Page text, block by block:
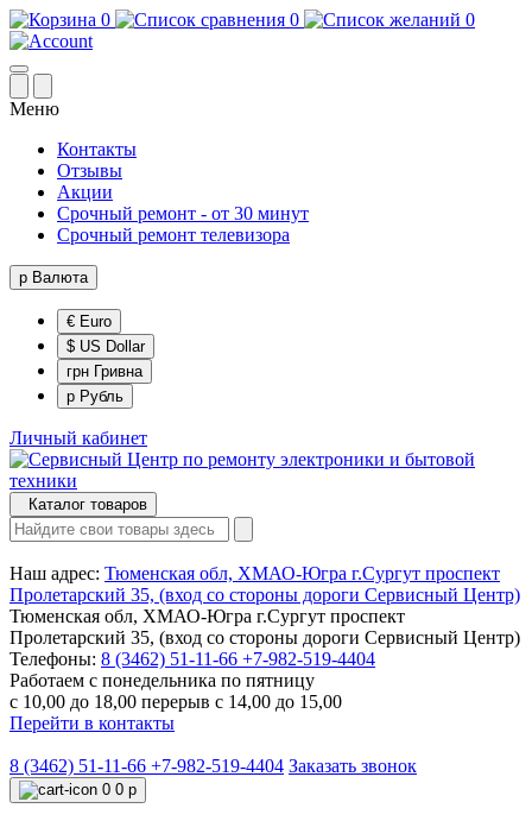
0 0 0
Меню
Контакты
Отзывы
Акции
Срочный ремонт - от 30 минут
Срочный ремонт телевизора
р Валюта
€ Euro
$ US Dollar
грн Гривна
р Рубль
Личный кабинет
Каталог товаров
Наш адрес: Тюменская обл, ХМАО-Югра г.Сургут проспект
Пролетарский 35, (вход со стороны дороги Сервисный Центр)
Тюменская обл, ХМАО-Югра г.Сургут проспект
Пролетарский 35, (вход со стороны дороги Сервисный Центр)
Телефоны: 8 (3462) 51-11-66 +7-982-519-4404
Работаем с понедельника по пятницу
с 10,00 до 18,00 перерыв с 14,00 до 15,00
Перейти в контакты
8 (3462) 51-11-66 +7-982-519-4404 Заказать звонок
0 0 р